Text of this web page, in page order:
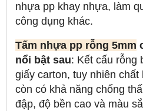
nhựa pp khay nhựa, làm
công dụng khác.
Tấm nhựa pp rỗng 5mm
nổi bật sau: Kết cấu rỗng
giấy carton, tuy nhiên
còn có khả năng chống
đập, độ bền cao và màu